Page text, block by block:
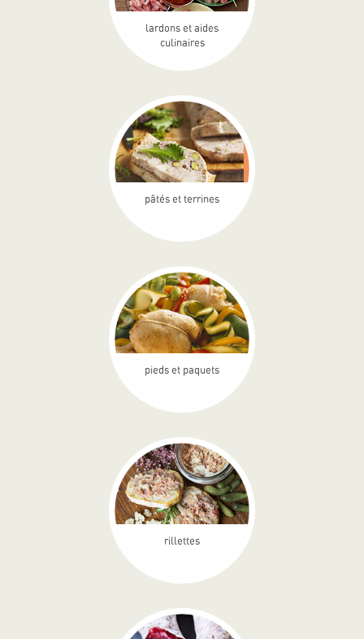
lardons et aides
culinaires
pâtés et terrines
pieds et paquets
rillettes